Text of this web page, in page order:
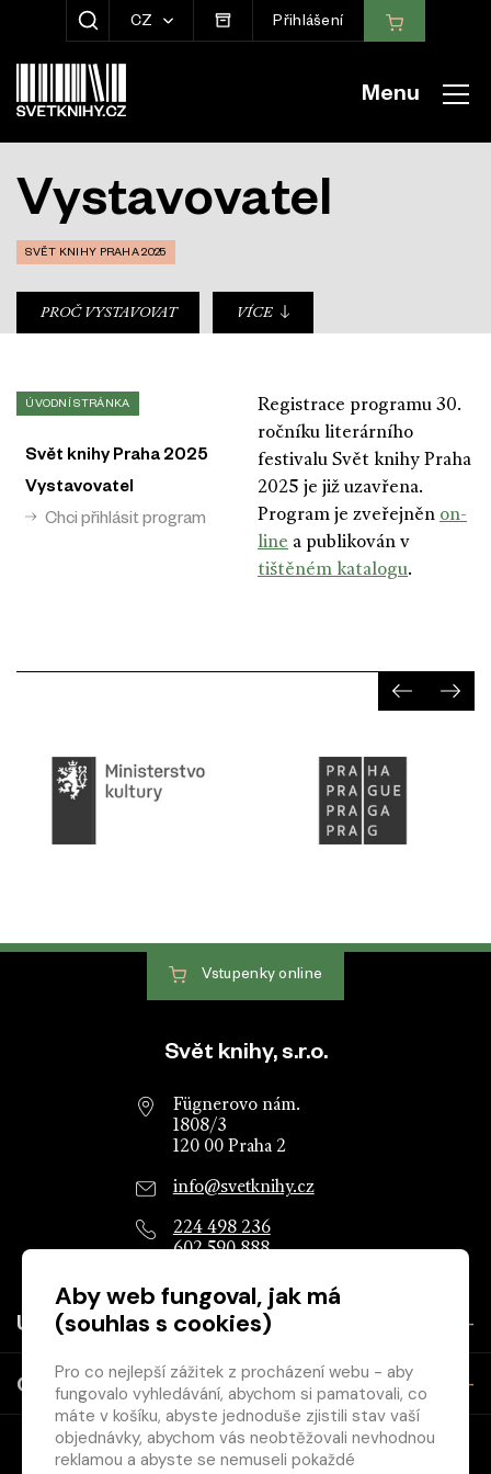
ZOBRAZIT HLEDÁNÍ
CZ Přihlášení
Menu
Vystavovatel
SVĚT KNIHY PRAHA 2025
sub-nav
PROČ VYSTAVOVAT VÍCE
ÚVODNÍ STRÁNKA
Svět knihy Praha 2025
Vystavovatel
Chci přihlásit program
Registrace programu 30.
ročníku literárního
festivalu Svět knihy Praha
2025 je již uzavřena.
Program je zveřejněn on-
line a publikován v
tištěném katalogu.
Patička webu
Vstupenky online
Svět knihy, s.r.o.
Fügnerovo nám.
1808/3
120 00 Praha 2
info@svetknihy.cz
224 498 236
602 590 888
Užitečné
O společnosti
Aby web fungoval, jak má
(souhlas s cookies)
Pro co nejlepší zážitek z procházení webu - aby
fungovalo vyhledávání, abychom si pamatovali, co
máte v košíku, abyste jednoduše zjistili stav vaší
objednávky, abychom vás neobtěžovali nevhodnou
reklamou a abyste se nemuseli pokaždé